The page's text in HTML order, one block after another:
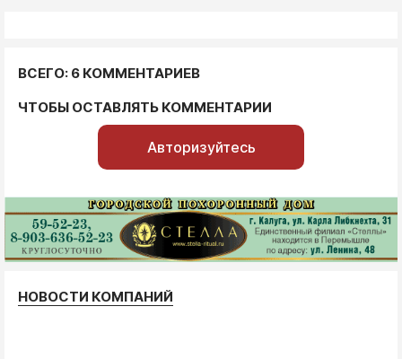
ВСЕГО: 6 КОММЕНТАРИЕВ
ЧТОБЫ ОСТАВЛЯТЬ КОММЕНТАРИИ
Авторизуйтесь
НОВОСТИ КОМПАНИЙ